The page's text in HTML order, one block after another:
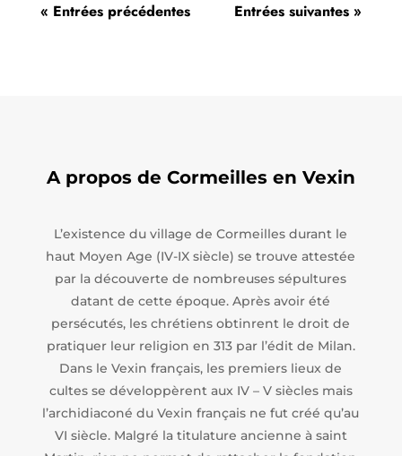
« Entrées précédentes Entrées suivantes »
A propos de Cormeilles en Vexin
L’existence du village de Cormeilles durant le
haut Moyen Age (IV-IX siècle) se trouve attestée
par la découverte de nombreuses sépultures
datant de cette époque. Après avoir été
persécutés, les chrétiens obtinrent le droit de
pratiquer leur religion en 313 par l’édit de Milan.
Dans le Vexin français, les premiers lieux de
cultes se développèrent aux IV – V siècles mais
l’archidiaconé du Vexin français ne fut créé qu’au
VI siècle. Malgré la titulature ancienne à saint